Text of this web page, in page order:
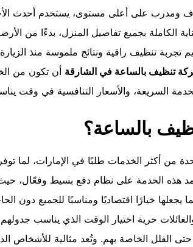
على أعلى مستوى، يستخدم أحدث
الكاملة بجميع تفاصيل المنزل، بدءًا من
تنظيف راقية ونتائج ملموسة منذ الزيارة
تنظيف بالساعة في الشارقة أن تكون من
السريعة، والأسعار التنافسية في وقت
بالساعة؟
من أكثر الخدمات طلبًا في الإمارات، لما
هذه الخدمة على نظام دفع بسيط وفعّال،
يجعلها خيارًا اقتصاديًا ومناسبًا للجميع دون
والعائلات حرية اختيار الوقت الذي يناسب
حتى الفلل الخاصة بهم. وتُعد مثالية للأشخاص